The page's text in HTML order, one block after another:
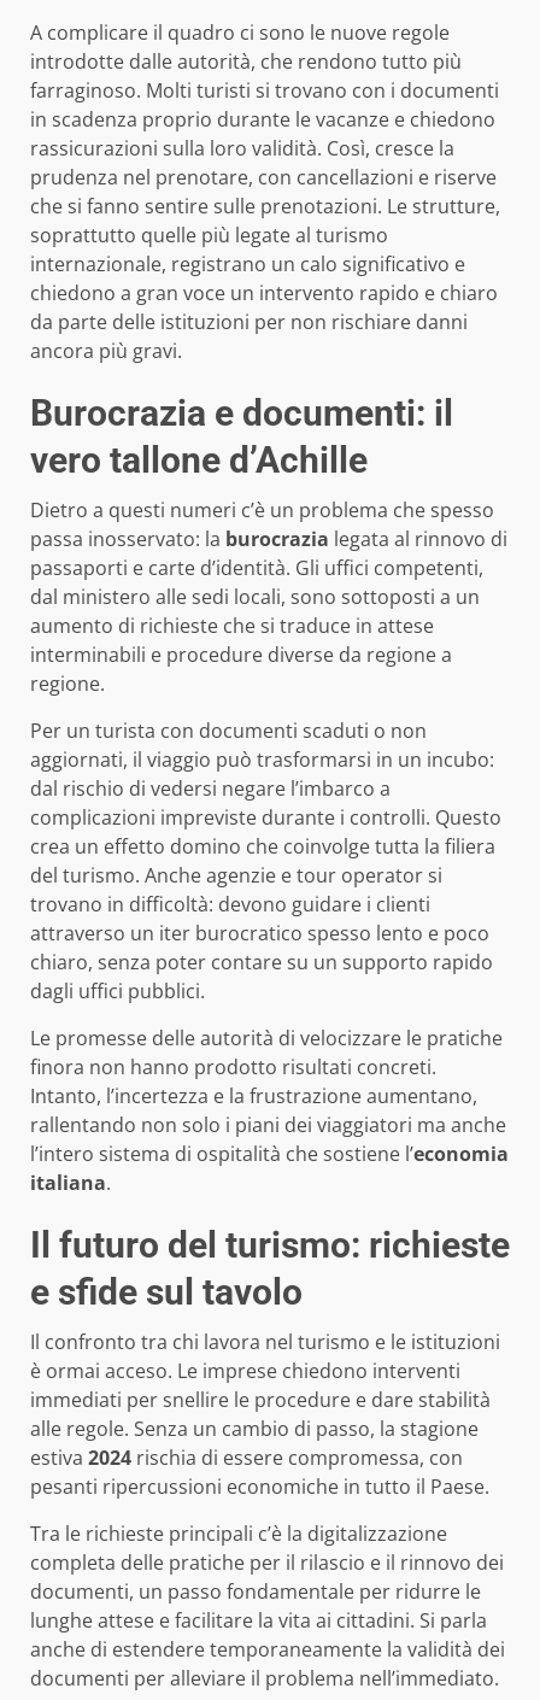
A complicare il quadro ci sono le nuove regole
introdotte dalle autorità, che rendono tutto più
farraginoso. Molti turisti si trovano con i documenti
in scadenza proprio durante le vacanze e chiedono
rassicurazioni sulla loro validità. Così, cresce la
prudenza nel prenotare, con cancellazioni e riserve
che si fanno sentire sulle prenotazioni. Le strutture,
soprattutto quelle più legate al turismo
internazionale, registrano un calo significativo e
chiedono a gran voce un intervento rapido e chiaro
da parte delle istituzioni per non rischiare danni
ancora più gravi.
Burocrazia e documenti: il
vero tallone d’Achille
Dietro a questi numeri c’è un problema che spesso
passa inosservato: la burocrazia legata al rinnovo di
passaporti e carte d’identità. Gli uffici competenti,
dal ministero alle sedi locali, sono sottoposti a un
aumento di richieste che si traduce in attese
interminabili e procedure diverse da regione a
regione.
Per un turista con documenti scaduti o non
aggiornati, il viaggio può trasformarsi in un incubo:
dal rischio di vedersi negare l’imbarco a
complicazioni impreviste durante i controlli. Questo
crea un effetto domino che coinvolge tutta la filiera
del turismo. Anche agenzie e tour operator si
trovano in difficoltà: devono guidare i clienti
attraverso un iter burocratico spesso lento e poco
chiaro, senza poter contare su un supporto rapido
dagli uffici pubblici.
Le promesse delle autorità di velocizzare le pratiche
finora non hanno prodotto risultati concreti.
Intanto, l’incertezza e la frustrazione aumentano,
rallentando non solo i piani dei viaggiatori ma anche
l’intero sistema di ospitalità che sostiene l’economia
italiana.
Il futuro del turismo: richieste
e sfide sul tavolo
Il confronto tra chi lavora nel turismo e le istituzioni
è ormai acceso. Le imprese chiedono interventi
immediati per snellire le procedure e dare stabilità
alle regole. Senza un cambio di passo, la stagione
estiva 2024 rischia di essere compromessa, con
pesanti ripercussioni economiche in tutto il Paese.
Tra le richieste principali c’è la digitalizzazione
completa delle pratiche per il rilascio e il rinnovo dei
documenti, un passo fondamentale per ridurre le
lunghe attese e facilitare la vita ai cittadini. Si parla
anche di estendere temporaneamente la validità dei
documenti per alleviare il problema nell’immediato.